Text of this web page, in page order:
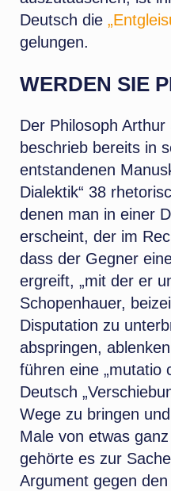
Deutsch die
gelungen.
WERDEN SIE
Der Philosoph
beschrieb bereits in
entstandenen
Dialektik“ 38
denen man in einer
erscheint, der im
dass der Gegner
ergreift, „mit der er
Schopenhauer,
Disputation zu
abspringen,
führen eine „mutatio
Deutsch
Wege zu bringen
Male von etwas
gehörte es zur
Argument gegen